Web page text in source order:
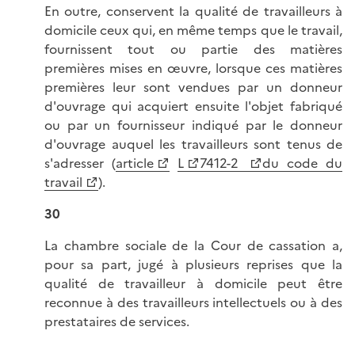
En outre, conservent la qualité de travailleurs à
domicile ceux qui, en même temps que le travail,
fournissent tout ou partie des matières
premières mises en œuvre, lorsque ces matières
premières leur sont vendues par un donneur
d'ouvrage qui acquiert ensuite l'objet fabriqué
ou par un fournisseur indiqué par le donneur
d'ouvrage auquel les travailleurs sont tenus de
s'adresser (article L 7412-2
du code du
travail
).
30
La chambre sociale de la Cour de cassation a,
pour sa part, jugé à plusieurs reprises que la
qualité de travailleur à domicile peut être
reconnue à des travailleurs intellectuels ou à des
prestataires de services.